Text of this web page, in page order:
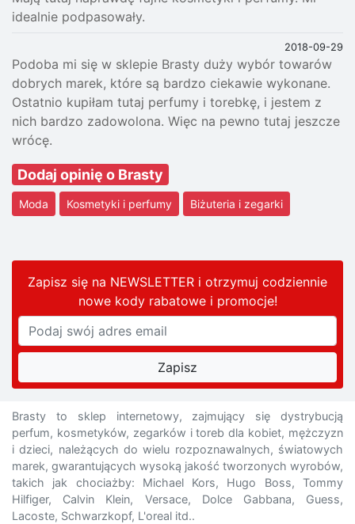
idealnie podpasowały.
2018-09-29
Podoba mi się w sklepie Brasty duży wybór towarów
dobrych marek, które są bardzo ciekawie wykonane.
Ostatnio kupiłam tutaj perfumy i torebkę, i jestem z
nich bardzo zadowolona. Więc na pewno tutaj jeszcze
wrócę.
Dodaj opinię o Brasty
Moda Kosmetyki i perfumy Biżuteria i zegarki
Zapisz się na NEWSLETTER i otrzymuj codziennie
nowe kody rabatowei promocje!
Brasty to sklep internetowy, zajmujący się dystrybucją
perfum, kosmetyków, zegarków i toreb dla kobiet, mężczyzn
i dzieci, należących do wielu rozpoznawalnych, światowych
marek, gwarantujących wysoką jakość tworzonych wyrobów,
takich jak chociażby: Michael Kors, Hugo Boss, Tommy
Hilfiger, Calvin Klein, Versace, Dolce Gabbana, Guess,
Lacoste, Schwarzkopf, L'oreal itd..